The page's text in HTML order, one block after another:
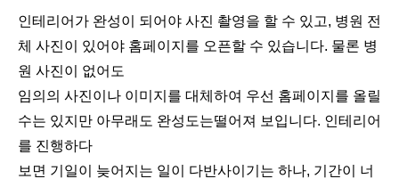
인테리어가 완성이 되어야 사진 촬영을 할 수 있고, 병원 전
체 사진이 있어야 홈페이지를 오픈할 수 있습니다. 물론 병
원 사진이 없어도
임의의 사진이나 이미지를 대체하여 우선 홈페이지를 올릴
수는 있지만 아무래도 완성도는떨어져 보입니다. 인테리어
를 진행하다
보면 기일이 늦어지는 일이 다반사이기는 하나, 기간이 너